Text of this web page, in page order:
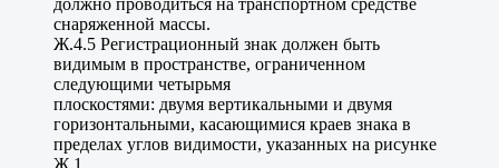
снаряженной массы.
Ж.4.5 Регистрационный знак должен быть
видимым в пространстве, ограниченном
следующими четырьмя
плоскостями: двумя вертикальными и двумя
горизонтальными, касающимися краев знака в
пределах углов видимости, указанных на рисунке
Ж.1.